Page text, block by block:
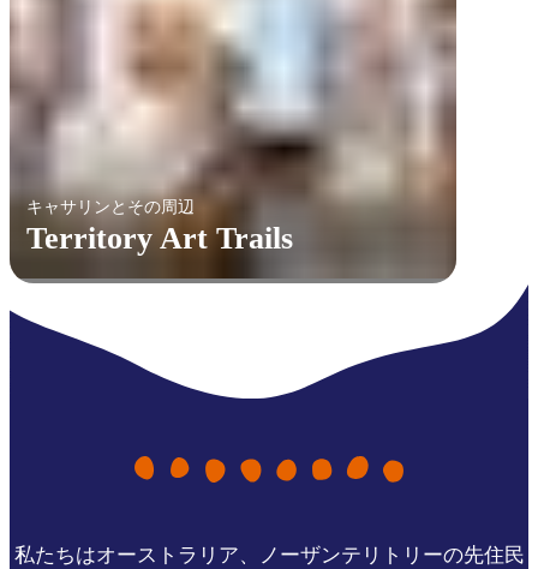
キャサリンとその周辺
Territory Art Trails
私たちはオーストラリア、ノーザンテリトリーの先住民